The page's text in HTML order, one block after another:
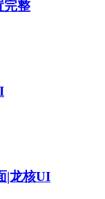
完整
|龙核UI